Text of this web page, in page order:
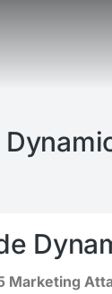
Marketing